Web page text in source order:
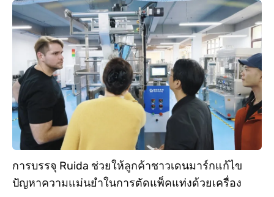
การบรรจุ Ruida ช่วยให้ลูกค้าชาวเดนมาร์กแก้ไข
ปัญหาความแม่นยำในการตัดแพ็คแท่งด้วยเครื่อง